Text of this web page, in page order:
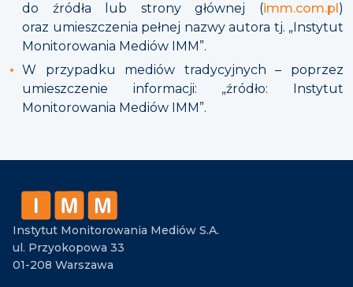
do źródła lub strony głównej (imm.com.pl)
oraz umieszczenia pełnej nazwy autora tj. „Instytut
Monitorowania Mediów IMM”.
W przypadku mediów tradycyjnych – poprzez
umieszczenie informacji: „źródło: Instytut
Monitorowania Mediów IMM”.
Instytut Monitorowania Mediów S.A.
ul. Przyokopowa 33
01-208 Warszawa